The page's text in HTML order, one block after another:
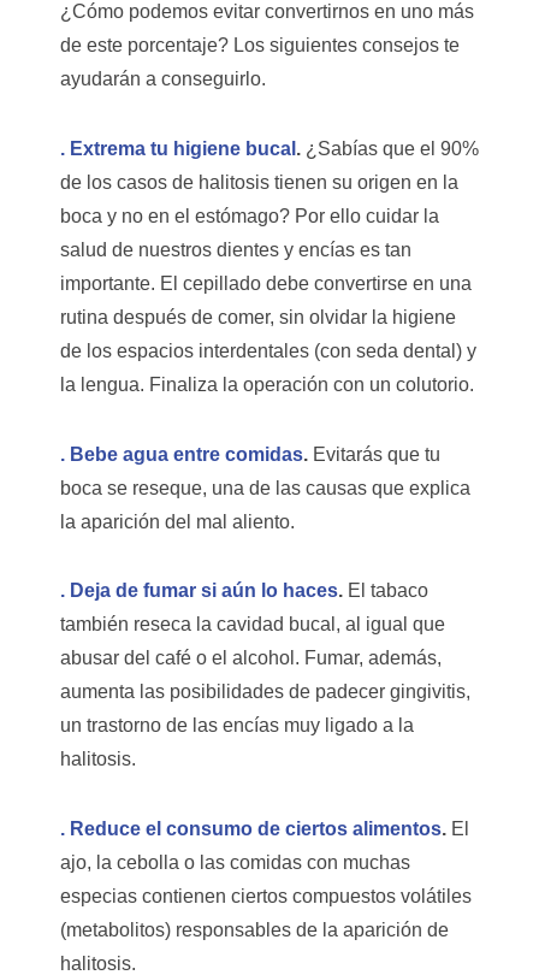
¿Cómo podemos evitar convertirnos en uno más
de este porcentaje? Los siguientes consejos te
ayudarán a conseguirlo.
. Extrema tu higiene bucal . ¿Sabías que el 90%
de los casos de halitosis tienen su origen en la
boca y no en el estómago? Por ello cuidar la
salud de nuestros dientes y encías es tan
importante. El cepillado debe convertirse en una
rutina después de comer, sin olvidar la higiene
de los espacios interdentales (con seda dental) y
la lengua. Finaliza la operación con un colutorio.
. Bebe agua entre comidas. Evitarás que tu
boca se reseque, una de las causas que explica
la aparición del mal aliento.
. Deja de fumar si aún lo haces. El tabaco
también reseca la cavidad bucal, al igual que
abusar del café o el alcohol. Fumar, además,
aumenta las posibilidades de padecer gingivitis,
un trastorno de las encías muy ligado a la
halitosis.
. Reduce el consumo de ciertos alimentos. El
ajo, la cebolla o las comidas con muchas
especias contienen ciertos compuestos volátiles
(metabolitos) responsables de la aparición de
halitosis.